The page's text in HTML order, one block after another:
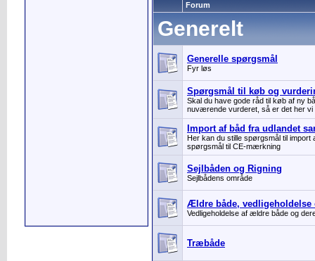
Forum
Generelt
Generelle spørgsmål
Fyr løs
Spørgsmål til køb og
Skal du have gode råd til køb af ny
nuværende vurderet, så er det her vi
Import af båd fra udlandet
Her kan du stille spørgsmål til import
spørgsmål til CE-mærkning
Sejlbåden og Rigning
Sejlbådens område
Ældre både, vedligeholdelse
Vedligeholdelse af ældre både og
Træbåde